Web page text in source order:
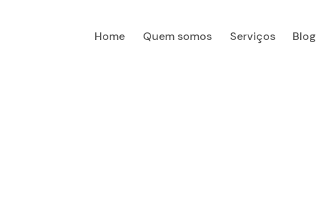
Home Quem somos Serviços Blog